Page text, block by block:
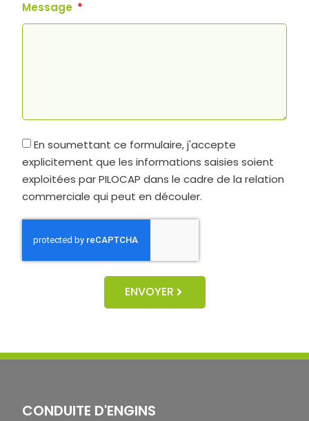
Message
En soumettant ce formulaire, j'accepte
explicitement que les informations saisies soient
exploitées par PILOCAP dans le cadre de la relation
commerciale qui peut en découler.
ENVOYER
CONDUITE D'ENGINS